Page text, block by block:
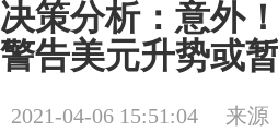
决策分析：意外
警告美元升势或
2021-04-06 15:51:04 来源